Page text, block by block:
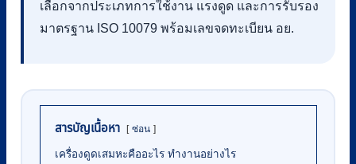
เลือกจากประเภทการใช้งาน แรงดูด และการรับรอง
มาตรฐาน ISO 10079 พร้อมเลขจดทะเบียน อย.
สารบัญเนื้อหา ซ่อน
เครื่องดูดเสมหะคืออะไร ทำงานอย่างไร